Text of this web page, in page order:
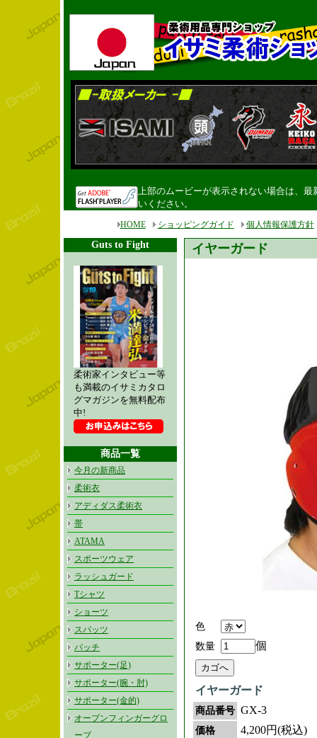
上部のムービーが表示されない場合は、最
いください。
HOME ショッピングガイド 個人情報保護方針
Guts to Fight
柔術家インタビュー等
も満載のイサミカタロ
グマガジンを無料配布
中!
商品一覧
今月の新商品
柔術衣
アディダス柔術衣
帯
ATAMA
スポーツウェア
ラッシュガード
Tシャツ
ショーツ
スパッツ
パッチ
サポーター(足)
サポーター(腕・肘)
サポーター(金的)
オープンフィンガーグロ
ーブ
イヤーガード
色
数量
個
イヤーガード
商品番号 GX-3
価格 4,200円(税込)